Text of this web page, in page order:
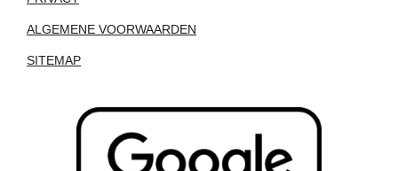
ALGEMENE VOORWAARDEN
SITEMAP